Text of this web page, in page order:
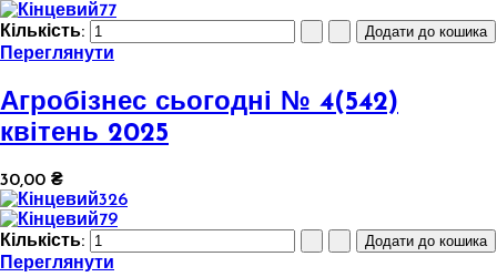
Кількість:
Переглянути
Агробізнес сьогодні № 4(542)
квітень 2025
30,00 ₴
Кількість:
Переглянути